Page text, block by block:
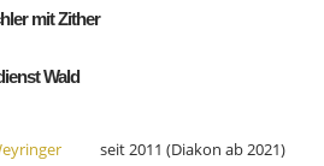
mit Zither
Wald
seit 2011 (Diakon ab 2021)